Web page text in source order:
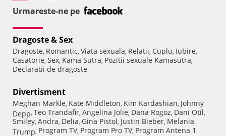
Urmareste-ne pe
Dragoste & Sex
Dragoste, Romantic, Viata sexuala, Relatii, Cuplu, Iubire,
Casatorie, Sex, Kama Sutra, Pozitii sexuale Kamasutra,
Declaratii de dragoste
Divertisment
Meghan Markle, Kate Middleton, Kim Kardashian, Johnny
Depp, Teo Trandafir, Angelina Jolie, Dana Rogoz, Dani Otil,
Smiley, Andra, Delia, Gina Pistol, Justin Bieber, Melania
Trump, Program TV, Program Pro TV, Program Antena 1